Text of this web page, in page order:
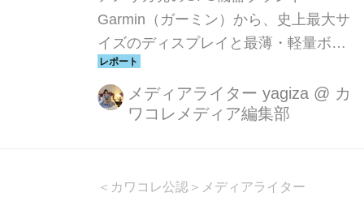
Garmin（ガーミン）から、史上最大サ
イズのディスプレイと最薄・軽量ボデ
ィを実現したスマートウォッチ『Venu
X1（ヴェニュー エックスワン）』
が、2025年6月26日（木）より発売さ
メディアライター yagiza @ カ
ワコレメディア編集部
＜カワコレ公認＞メディアライター